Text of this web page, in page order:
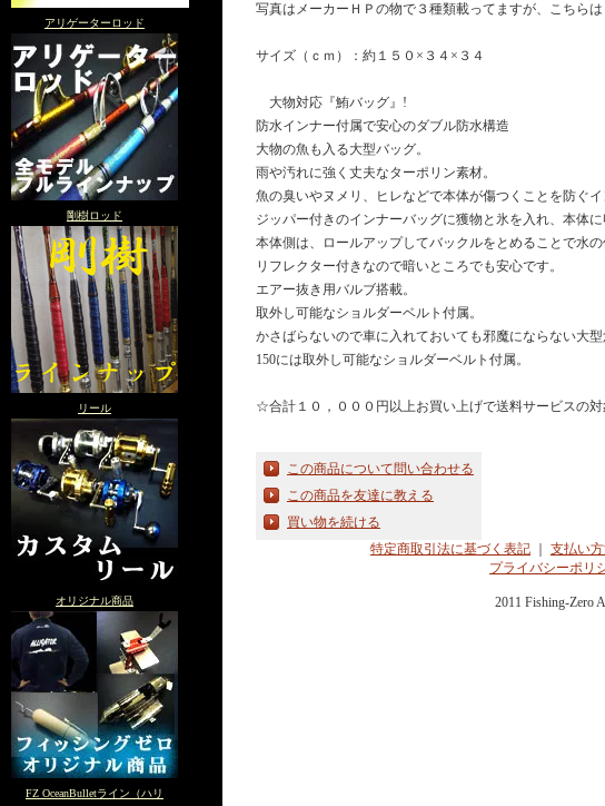
アリゲーターロッド
剛樹ロッド
リール
オリジナル商品
FZ OceanBulletライン（ハリ
写真はメーカーＨＰの物で３種類載ってますが、こちらは
サイズ（ｃｍ）：約１５０×３４×３４
大物対応『鮪バッグ』!
防水インナー付属で安心のダブル防水構造
大物の魚も入る大型バッグ。
雨や汚れに強く丈夫なターポリン素材。
魚の臭いやヌメリ、ヒレなどで本体が傷つくことを防ぐイ
ジッパー付きのインナーバッグに獲物と氷を入れ、本体に
本体側は、ロールアップしてバックルをとめることで水の
リフレクター付きなので暗いところでも安心です。
エアー抜き用バルブ搭載。
取外し可能なショルダーベルト付属。
かさばらないので車に入れておいても邪魔にならない大型
150には取外し可能なショルダーベルト付属。
☆合計１０，０００円以上お買い上げで送料サービスの対
この商品について問い合わせる
この商品を友達に教える
買い物を続ける
特定商取引法に基づく表記
支払い
プライバシーポリ
2011 Fishing-Zero